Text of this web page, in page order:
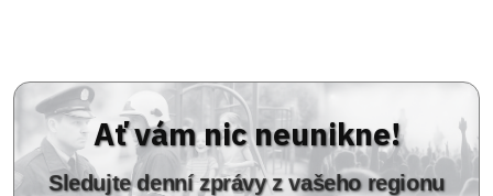
Ať vám nic neunikne!
Sledujte denní zprávy z vašeho regionu